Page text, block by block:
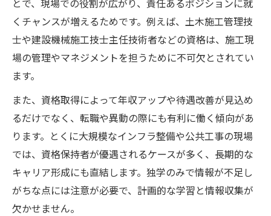
土木建築技術者のキャリア戦略と実例紹介
土木技術者が年収アップを実現する秘訣
建設業界で活躍するための土木知識とは
建築土木技術者が学ぶべき基礎知識とは
施工管理で求められる土木の専門性
インフラ整備で活躍する土木技術の重要性
土木分野のトレンドと今後の技術革新
実務経験が光る土木建築技術者の仕事術
土木分野で評価される実務経験の積み方
くチャンスが増えるためです。例えば、土木施工管理技
士や建設機械施工技士主任技術者などの資格は、施工現
場の管理やマネジメントを担うために不可欠とされてい
ます。
また、資格取得によって年収アップや待遇改善が見込め
るだけでなく、転職や異動の際にも有利に働く傾向があ
ります。とくに大規模なインフラ整備や公共工事の現場
では、資格保持者が優遇されるケースが多く、長期的な
キャリア形成にも直結します。独学のみで情報が不足し
がちな点には注意が必要で、計画的な学習と情報収集が
欠かせません。